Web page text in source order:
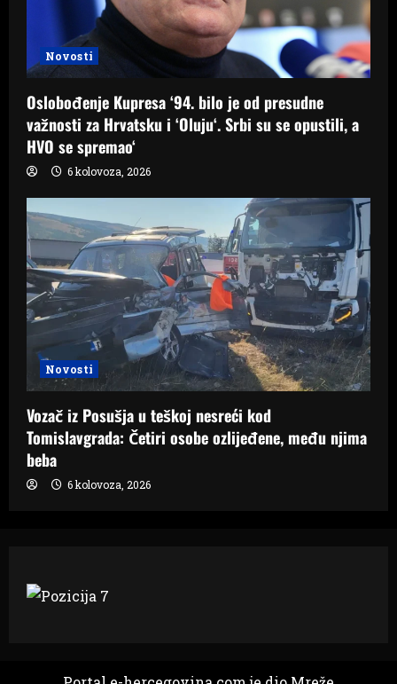
Novosti
Oslobođenje Kupresa ‘94. bilo je od presudne
važnosti za Hrvatsku i ‘Oluju‘. Srbi su se opustili, a
HVO se spremao‘
6 kolovoza, 2026
Novosti
Vozač iz Posušja u teškoj nesreći kod
Tomislavgrada: Četiri osobe ozlijeđene, među njima
beba
6 kolovoza, 2026